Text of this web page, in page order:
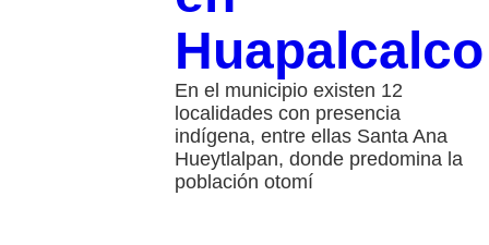
Huapalcalco
En el municipio existen 12
localidades con presencia
indígena, entre ellas Santa Ana
Hueytlalpan, donde predomina la
población otomí